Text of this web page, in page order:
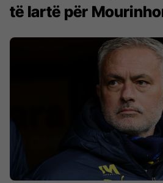
të lartë për